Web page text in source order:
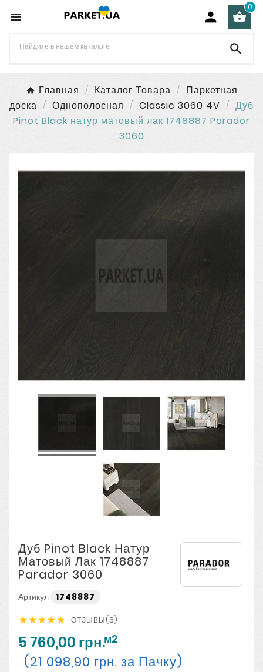
  
0

Главная Каталог Товара
Паркетная
доска
Однополосная Classic 3060 4V
Дуб
Pinot Black натур матовый лак 1748887 Parador
3060
Дуб Pinot Black Натур
Матовый Лак 1748887
Parador 3060
Артикул 1748887
     ОТЗЫВЫ(6)
5 760,00 грн.м2
(21 098,90 грн. за Пачку)